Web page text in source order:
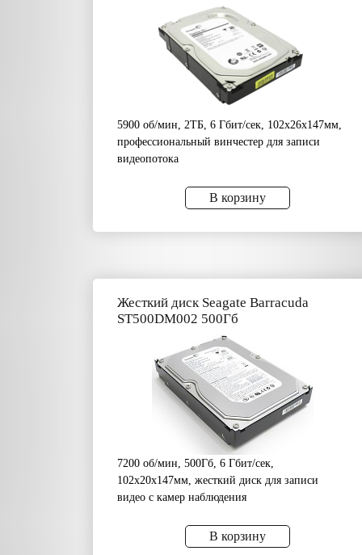
5900 об/мин, 2ТБ, 6 Гбит/сек, 102x26x147мм,
профессиональный винчестер для записи
видеопотока
В корзину
Жесткий диск Seagate Barracuda
ST500DM002 500Гб
7200 об/мин, 500Гб, 6 Гбит/сек,
102x20x147мм, жесткий диск для записи
видео с камер наблюдения
В корзину